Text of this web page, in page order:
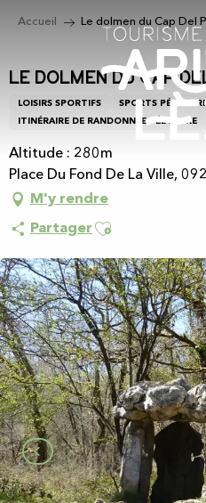
principal
Accueil Le dolmen du Cap Del
Le dolmen du Cap
LOISIRS SPORTIFS
SPORTS
ITINÉRAIRE DE RANDONNÉE PÉDESTRE
Altitude : 280m
Place Du Fond De La Ville,
M'y rendre
Partager Ajouter aux